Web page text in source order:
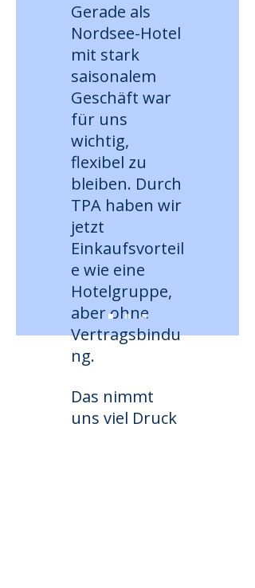
Gerade als
Nordsee-Hotel
mit stark
saisonalem
Geschäft war
für uns
wichtig,
flexibel zu
bleiben. Durch
TPA haben wir
jetzt
Einkaufsvorteil
e wie eine
Hotelgruppe,
aber ohne
Vertragsbindu
ng.
Das nimmt
uns viel Druck